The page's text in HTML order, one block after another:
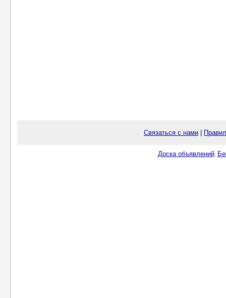
Связаться с нами
Доска объявлений.